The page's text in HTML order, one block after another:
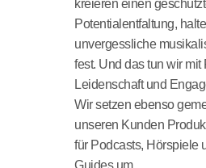
kreieren einen
Potentialentfaltung,
unvergessliche
fest. Und das tun wir mit
Leidenschaft und
Wir setzen ebenso
unseren Kunden
für Podcasts, Hörspiele
Guides um.